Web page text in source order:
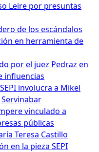
Leire por presuntas
de los escándalos
en herramienta de
por el juez Pedraz en
influencias
involucra a Mikel
vinculado a
públicas
Teresa Castillo
en la pieza SEPI